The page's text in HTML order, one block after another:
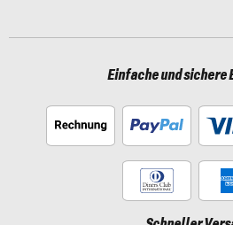
Einfache und sichere